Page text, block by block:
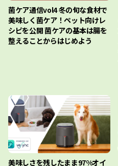
菌ケア通信vol4 冬の旬な食材で
美味しく菌ケア！ペット向けレ
シピを公開 菌ケアの基本は腸を
整えることからはじめよう
美味しさを残したまま97%オイ